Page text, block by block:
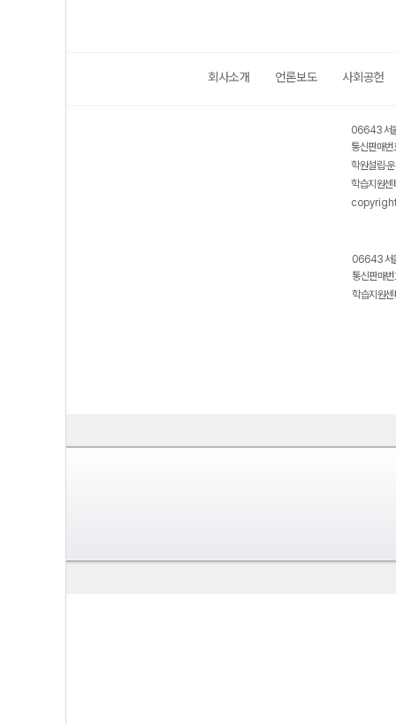
회사소개 언론보도 사회공헌
06643 서
통신판매
학원설립·
학습지원
06643 서
통신판매
학습지원